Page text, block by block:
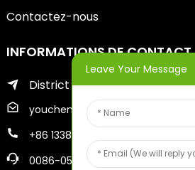
Contactez-nous
INFORMATIONS DE CONTACT
District de Zhifu de la ville de
youcheng@ytscreenprinter.com
+86 13386383930
0086-05356730996
Leave Your Message